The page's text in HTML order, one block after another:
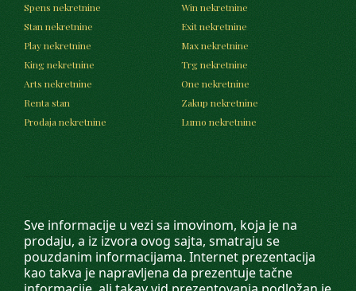
Sve informacije u vezi sa imovinom, koja je na
prodaju, a iz izvora ovog sajta, smatraju se
pouzdanim informacijama. Internet prezentacija
kao takva je napravljena da prezentuje tačne
Spens nekretnine
Win nekretnine
Stan nekretnine
Exit nekretnine
Play nekretnine
Max nekretnine
King nekretnine
Trg nekretnine
Arts nekretnine
One nekretnine
Renta stan
Zakup nekretnine
Prodaja nekretnine
Lumo nekretnine